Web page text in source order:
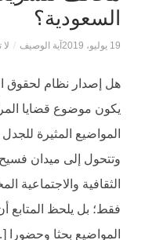
السعودية؟
19 يوليو، 2019 آية الوصيف /
هل إصدار نظام لحقوق
يكون موضوع قضايا
المواضيع المثيرة للجدل
وتتحول إلى ميدان
الثقافية والاجتماعية
فقط؛ بل يلحظ المتابع
المواضيع بحثا وحضورا